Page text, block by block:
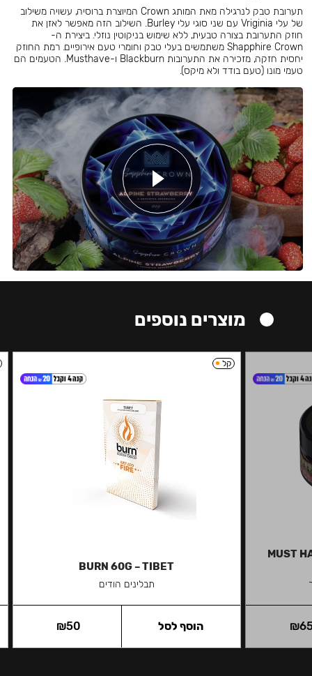
תערובת טבק לנרגילה מאת המותג Crown המיוצרת ברוסיה, עשויה משילוב
של עלי Vriginia עם שני סוגי עלי Burley. השילוב הזה מאפשר לאזן את
חוזק התערובת בצורה טבעית, ללא שימוש בניקוטין נוזלי. ביצירת ה-
Shapphire Crown משתמשים בעלי טבק וחומרי טעם אירופיים. רמת החוזק
יחסית חזקה, מזכירה את התערובות Blackburn ו-Musthave. הטעמים הם
טעמי מונו (טעם בודד ולא מיקס).
מוצרים נוספים
MUST
₪
קל
BURN 60G – TIBET
תבלינים הודים
₪50 הוסף לסל